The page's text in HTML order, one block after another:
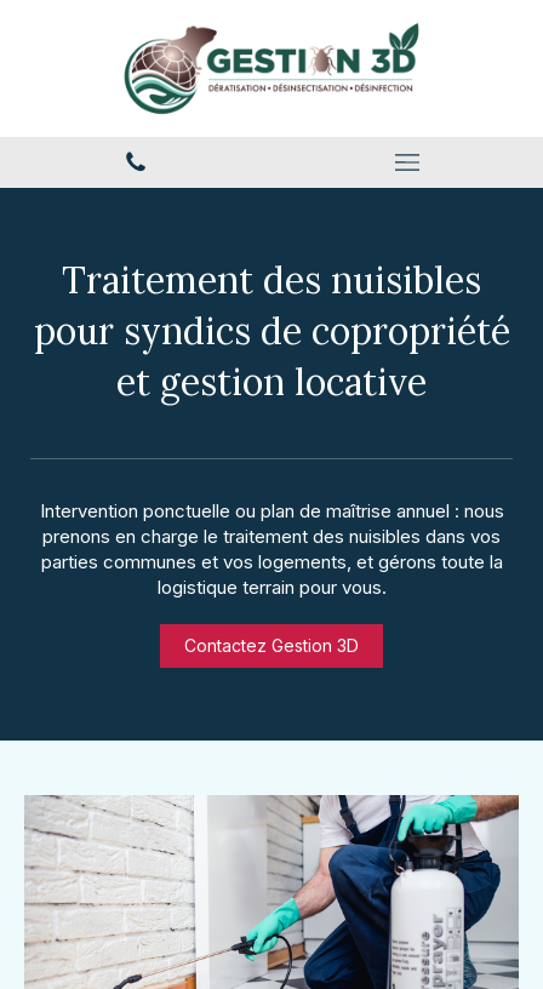
Traitement des nuisibles
pour syndics de copropriété
et gestion locative
Intervention ponctuelle ou plan de maîtrise annuel : nous
prenons en charge le traitement des nuisibles dans vos
parties communes et vos logements, et gérons toute la
logistique terrain pour vous.
Contactez Gestion 3D